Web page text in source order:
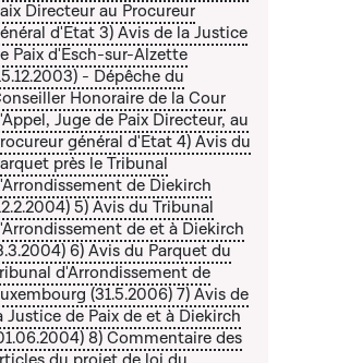
Directeur au Procureur
d'Etat 3) Avis de la Justice
Paix d'Esch-sur-Alzette
- Dépêche du
Honoraire de la Cour
Juge de Paix Directeur, au
général d'Etat 4) Avis du
près le Tribunal
de Diekirch
5) Avis du Tribunal
de et à Diekirch
6) Avis du Parquet du
d'Arrondissement de
(31.5.2006) 7) Avis de
Justice de Paix de et à Diekirch
8) Commentaire des